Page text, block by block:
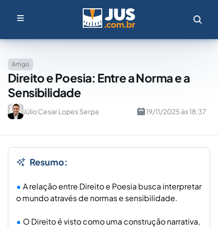
Artigo
Direito e Poesia: Entre a Norma e a
Sensibilidade
Júlio Cesar Lopes Serpa 19/11/2025 às 18:37
Resumo:
A relação entre Direito e Poesia busca interpretar
o mundo através de normas e sensibilidade.
O Direito é visto como uma construção narrativa,